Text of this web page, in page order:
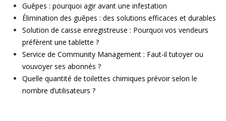
Guêpes : pourquoi agir avant une infestation
Élimination des guêpes : des solutions efficaces et durables
Solution de caisse enregistreuse : Pourquoi vos vendeurs
préfèrent une tablette ?
Service de Community Management : Faut-il tutoyer ou
vouvoyer ses abonnés ?
Quelle quantité de toilettes chimiques prévoir selon le
nombre d’utilisateurs ?